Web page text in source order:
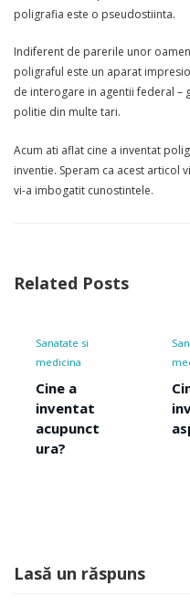
poligrafia este o pseudostiinta.
Indiferent de parerile unor
poligraful este un aparat
de interogare in agentii federal –
politie din multe tari.
Acum ati aflat cine a inventat
inventie. Speram ca acest articol
vi-a imbogatit cunostintele.
Related Posts
Sanatate si
medicina
Cine a
inventat
aspirina ?
Lasă un răspuns